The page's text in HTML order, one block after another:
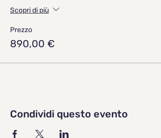
Scopri di più
Prezzo
890,00 €
Condividi questo evento